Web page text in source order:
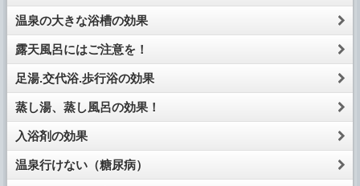
温泉の大きな浴槽の効果
露天風呂にはご注意を！
足湯.交代浴.歩行浴の効果
蒸し湯、蒸し風呂の効果！
入浴剤の効果
温泉行けない（糖尿病）